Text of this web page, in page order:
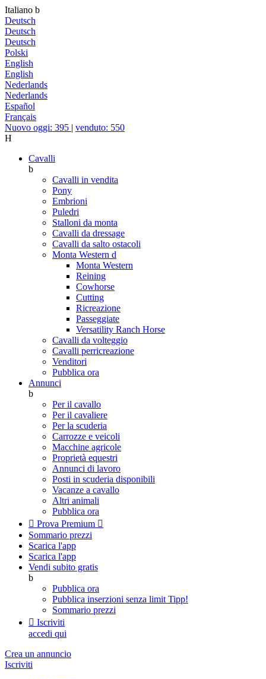
Italiano b
Deutsch
Deutsch
Deutsch
Polski
English
English
Nederlands
Nederlands
Español
Français
Nuovo oggi: 395 | venduto: 550
H
Cavalli
b
Cavalli in vendita
Pony
Embrioni
Puledri
Stalloni da monta
Cavalli da dressage
Cavalli da salto ostacoli
Monta Western d
Monta Western
Reining
Cowhorse
Cutting
Ricreazione
Passeggiate
Versatility Ranch Horse
Cavalli da volteggio
Cavalli perricreazione
Venditori
Pubblica ora
Annunci
b
Per il cavallo
Per il cavaliere
Per la scuderia
Carrozze e veicoli
Macchine agricole
Proprietà equestri
Annunci di lavoro
Posti in scuderia disponibili
Vacanze a cavallo
Altri animali
Pubblica ora
 Prova Premium 
Sommario prezzi
Scarica l'app
Scarica l'app
Vendi subito gratis
b
Pubblica ora
Pubblica inserzioni senza limit Tipp!
Sommario prezzi
 Iscriviti
accedi qui
Crea un annuncio
Iscriviti